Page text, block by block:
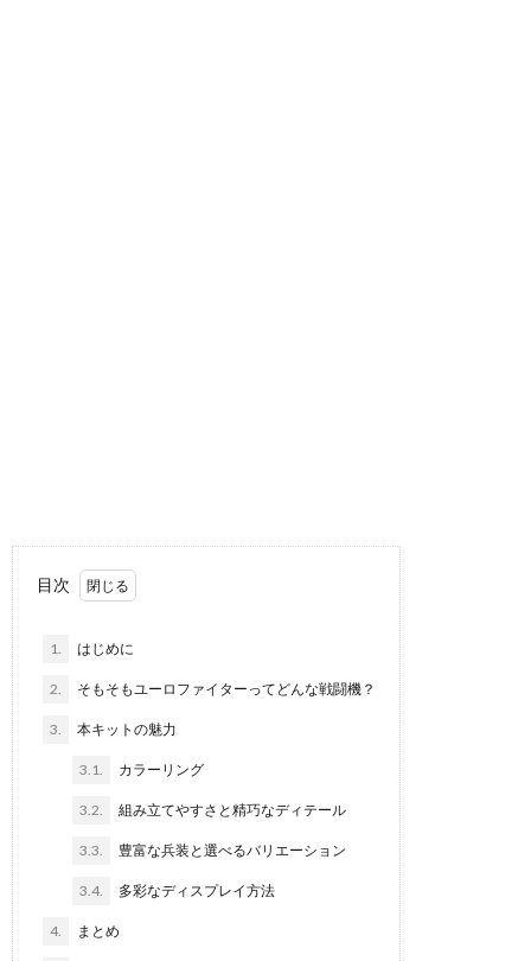
目次
1. はじめに
2. そもそもユーロファイターってどんな戦闘機？
3. 本キットの魅力
3.1. カラーリング
3.2. 組み立てやすさと精巧なディテール
3.3. 豊富な兵装と選べるバリエーション
3.4. 多彩なディスプレイ方法
4. まとめ